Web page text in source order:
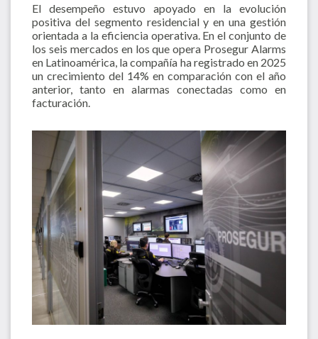
El desempeño estuvo apoyado en la evolución
positiva del segmento residencial y en una gestión
orientada a la eficiencia operativa. En el conjunto de
los seis mercados en los que opera Prosegur Alarms
en Latinoamérica, la compañía ha registrado en 2025
un crecimiento del 14% en comparación con el año
anterior, tanto en alarmas conectadas como en
facturación.